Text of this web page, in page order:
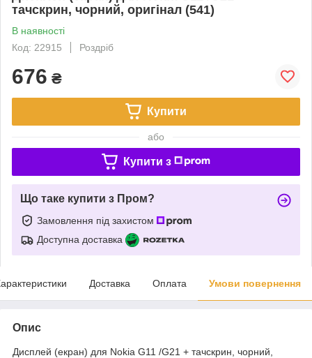
тачскрин, чорний, оригінал (541)
В наявності
Код: 22915
Роздріб
676 ₴
Купити
або
Купити з
Що таке купити з Пром?
Замовлення під захистом
Доступна доставка
Доставка Оплата Умови повернення
Опис
Дисплей (екран) для Nokia G11 /G21 + тачскрин, чорний,